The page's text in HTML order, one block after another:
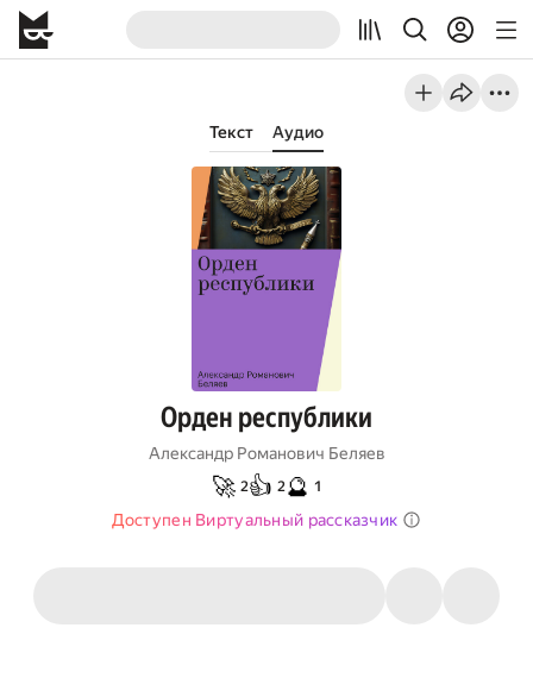
Текст Аудио
Орден республики
Александр Романович Беляев
🚀 2👍 2🔮 1
Доступен Виртуальный рассказчик